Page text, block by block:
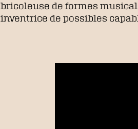
bricoleuse de formes
inventrice de possibles